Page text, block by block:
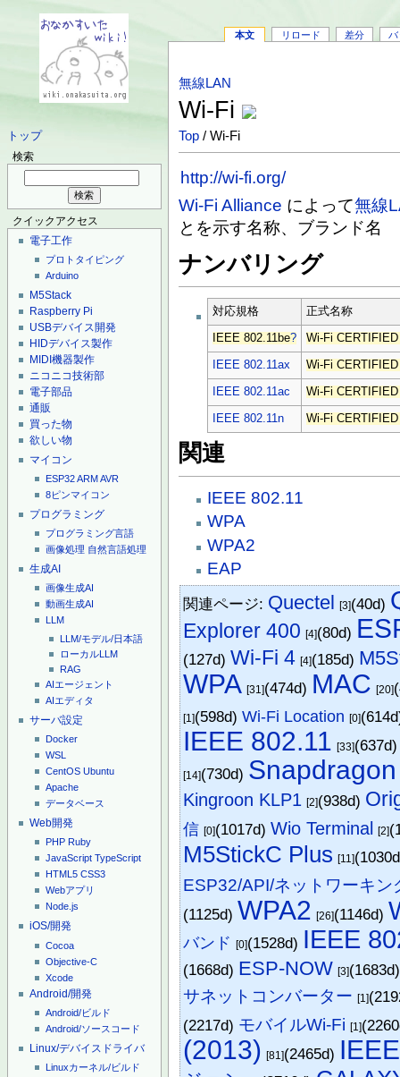
トップ
検索
クイックアクセス
電子工作
プロトタイピング
Arduino
M5Stack
Raspberry Pi
USBデバイス開発
HIDデバイス製作
MIDI機器製作
ニコニコ技術部
電子部品
通販
買った物
欲しい物
マイコン
ESP32ARMAVR
8ピンマイコン
プログラミング
プログラミング言語
画像処理 自然言語処理
生成AI
画像生成AI
動画生成AI
LLM
LLM/モデル/日本語
ローカルLLM
RAG
AIエージェント
AIエディタ
サーバ設定
Docker
WSL
CentOS Ubuntu
Apache
データベース
Web開発
PHP Ruby
JavaScript TypeScript
HTML5 CSS3
Webアプリ
Node.js
iOS/開発
Cocoa
Objective-C
Xcode
Android/開発
Android/ビルド
Android/ソースコード
Linux/デバイスドライバ
Linuxカーネル/ビルド
本文 リロード 差分 バ
無線LAN
Wi-Fi
Top / Wi-Fi
http://wi-fi.org/
Wi-Fi Alliance によって無線
とを示す名称、ブランド名
ナンバリング
対応規格 正式名称
IEEE 802.11be? Wi-Fi
IEEE 802.11ax Wi-Fi
IEEE 802.11ac Wi-Fi
IEEE 802.11n Wi-Fi
関連
IEEE 802.11
WPA
WPA2
EAP
関連ページ: Quectel [3](40d)
Explorer 400 [4](80d)
(127d)Wi-Fi 4 [4](185d)
WPA [31](474d) MAC [20]
[1](598d)Wi-Fi Location [0]
IEEE 802.11 [33]
[14](730d) Snapdragon
Kingroon KLP1 [2](938d)
信 [0](1017d)Wio Terminal [2]
M5StickC Plus [11]
ESP32/API/ネットワーキン
(1125d) WPA2 [26](1146d)
バンド [0](1528d) IEEE
(1668d) ESP-NOW [3]
サネットコンバーター [1]
(2217d) モバイルWi-Fi [1]
(2013) [81](2465d)